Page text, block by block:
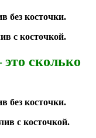
без косточки.
с косточкой.
сколько
без косточки.
с косточкой.